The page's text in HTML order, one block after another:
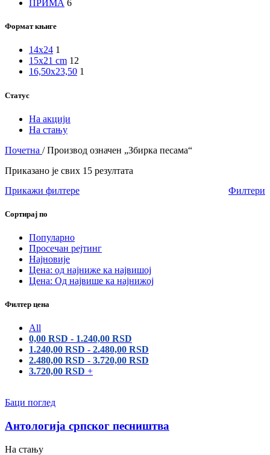
ПРИМА 6
Формат књиге
14x24 1
15x21 cm 12
16,50x23,50 1
Статус
На акцији
На стању
Почетна / Производ oзначен „Збирка песама“
Приказано је свих 15 резултата
Прикажи филтере
Филтери
Сортирај по
Популарно
Просечан рејтинг
Најновије
Цена: од најниже ка највишој
Цена: Од највише ка најнижој
Филтер цена
All
0,00 RSD - 1.240,00 RSD
1.240,00 RSD - 2.480,00 RSD
2.480,00 RSD - 3.720,00 RSD
3.720,00 RSD +
Баци поглед
Антологија српског песништва
На стању